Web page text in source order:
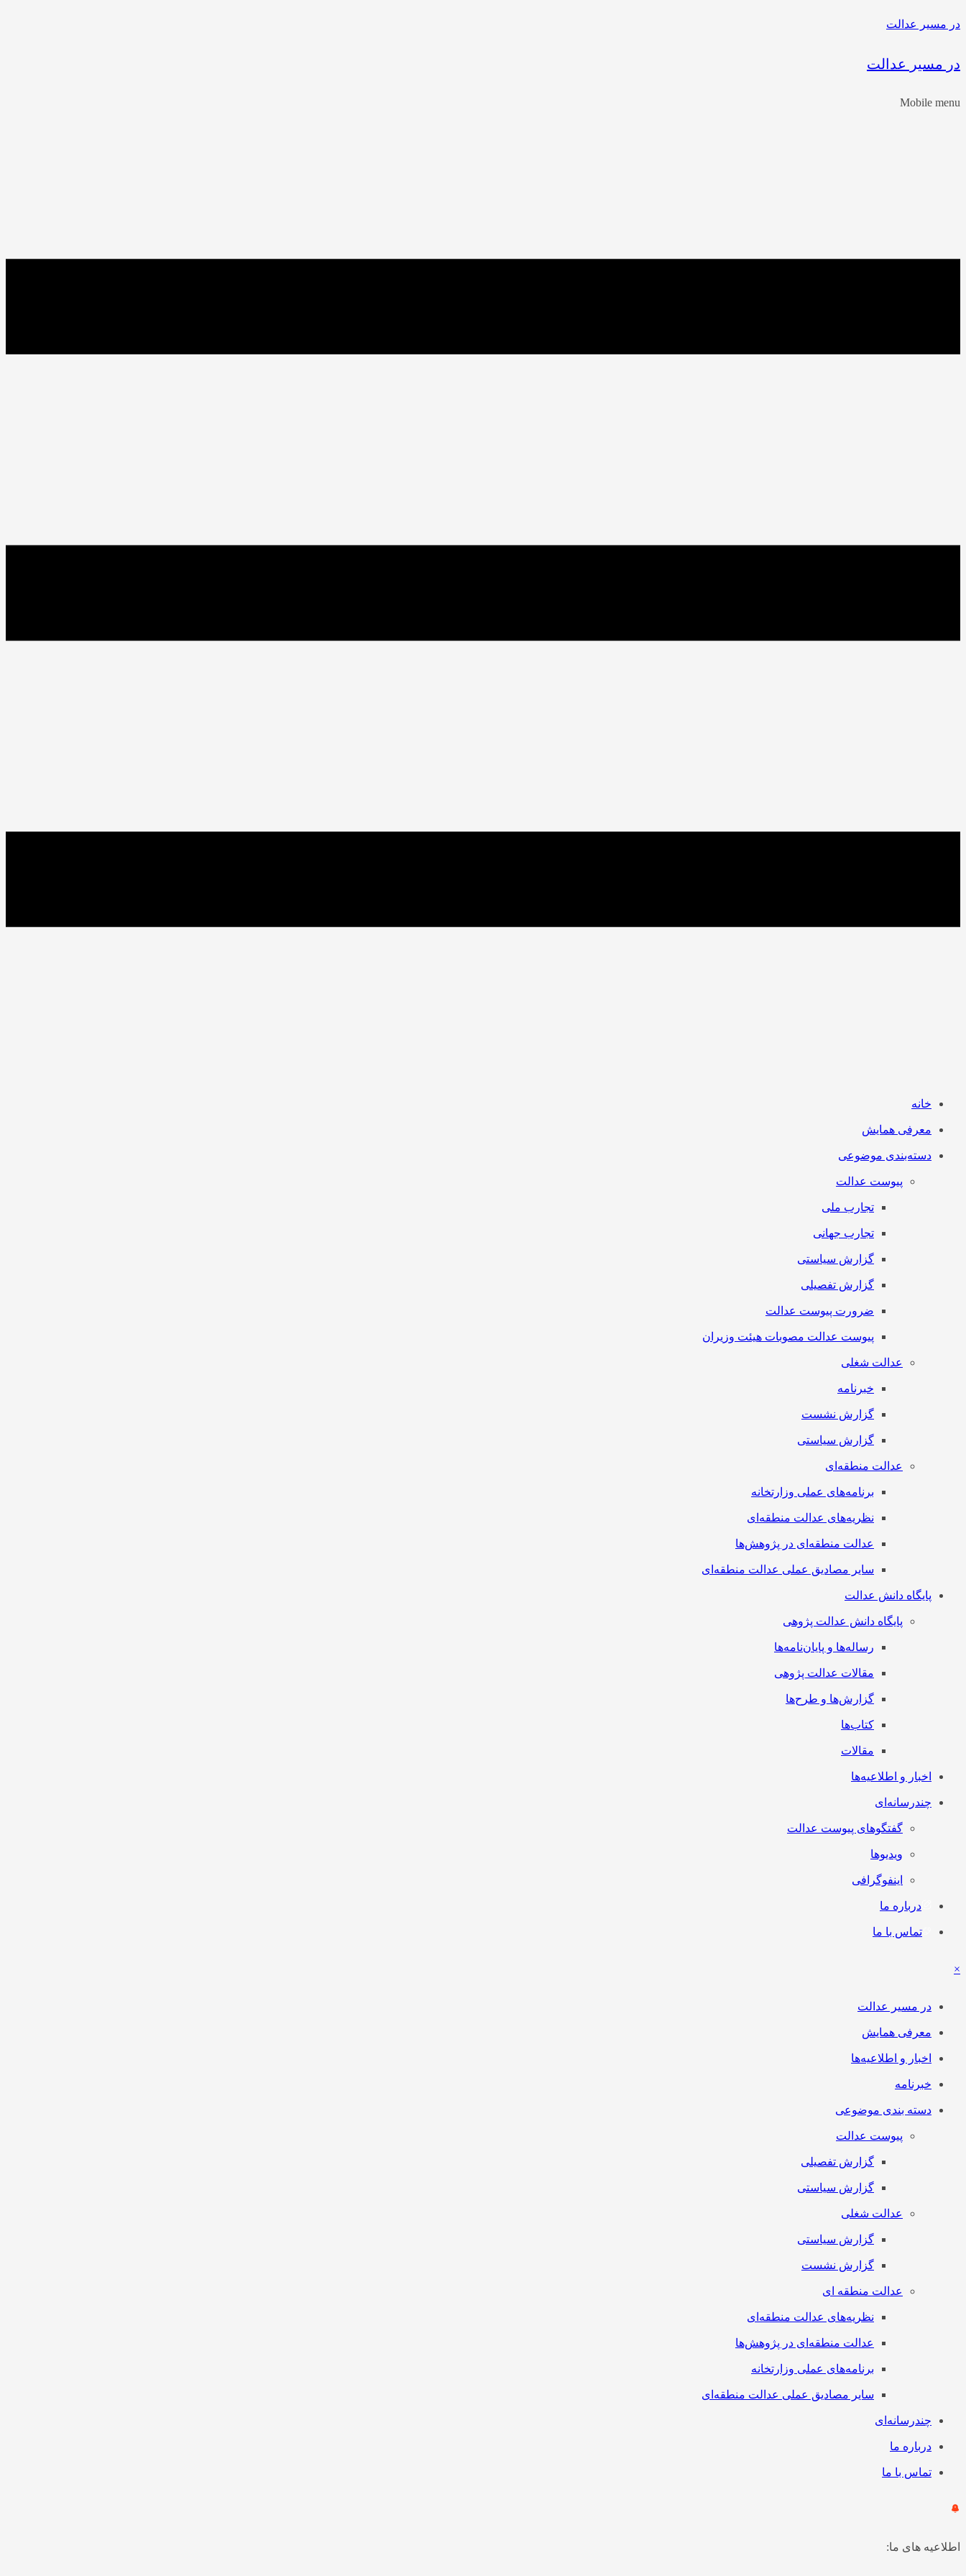
در مسیر عدالت
در مسیر عدالت
Mobile menu
خانه
معرفی همایش
دسته‌بندی موضوعی
پیوست عدالت
تجارب ملی
تجارب جهانی
گزارش سیاستی
گزارش تفصیلی
ضرورت پیوست عدالت
پیوست عدالت مصوبات هیئت وزیران
عدالت شغلی
خبرنامه
گزارش نشست
گزارش سیاستی
عدالت منطقه‌ای
برنامه‌های عملی وزارتخانه
نظریه‌های عدالت منطقه‌ای
عدالت منطقه‌ای در پژوهش‌ها
سایر مصادیق عملی عدالت منطقه‌ای
پایگاه دانش عدالت
پایگاه دانش عدالت پژوهی
رساله‌ها و پایان‌نامه‌ها
مقالات عدالت پژوهی
گزارش‌ها و طرح‌ها
کتاب‌ها
مقالات
اخبار و اطلاعیه‌ها
چندرسانه‌ای
گفتگوهای پیوست عدالت
ویدیوها
اینفوگرافی
درباره ما
تماس با ما
×
در مسیر عدالت
معرفی همایش
اخبار و اطلاعیه‌ها
خبرنامه
دسته بندی موضوعی
پیوست عدالت
گزارش تفصیلی
گزارش سیاستی
عدالت شغلی
گزارش سیاستی
گزارش نشست
عدالت منطقه ای
نظریه‌های عدالت منطقه‌ای
عدالت منطقه‌ای در پژوهش‌ها
برنامه‌های عملی وزارتخانه
سایر مصادیق عملی عدالت منطقه‌ای
چندرسانه‌ای
درباره ما
تماس با ما
اطلاعیه های ما: